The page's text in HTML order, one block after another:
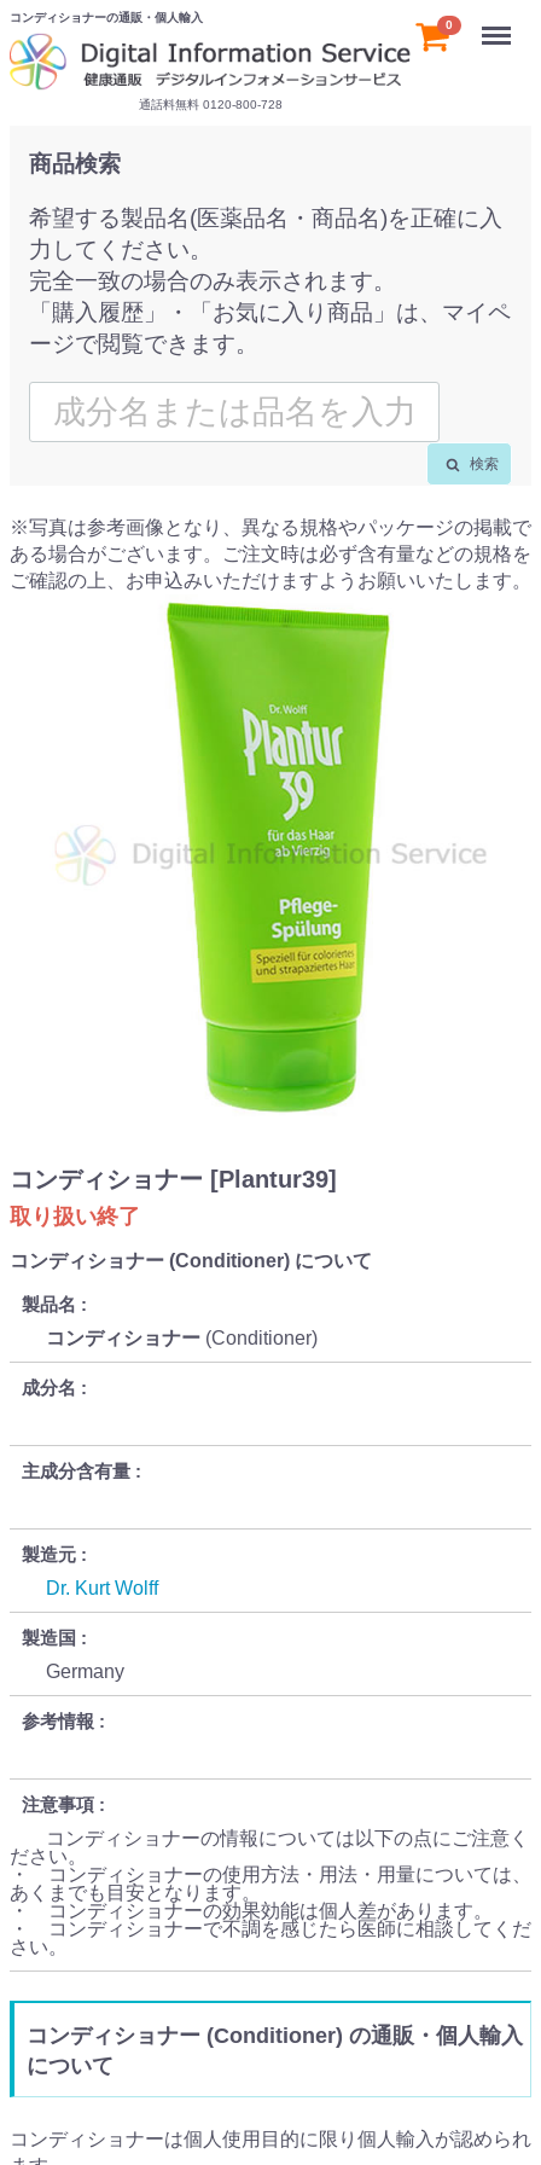
コンディショナーの通販・個人輸入
通話料無料 0120-800-728
0 Menu
商品検索
希望する製品名(医薬品名・商品名)を正確に入
力してください。
完全一致の場合のみ表示されます。
「購入履歴」・「お気に入り商品」は、マイペ
ージで閲覧できます。
検索
※写真は参考画像となり、異なる規格やパッケージの掲載で
ある場合がございます。ご注文時は必ず含有量などの規格を
ご確認の上、お申込みいただけますようお願いいたします。
コンディショナー [Plantur39]
取り扱い終了
コンディショナー (Conditioner) について
製品名
コンディショナー (Conditioner)
成分名
主成分含有量
製造元
Dr. Kurt Wolff
製造国
Germany
参考情報
注意事項
コンディショナーの情報については以下の点にご注意く
ださい。
・ コンディショナーの使用方法・用法・用量については、
あくまでも目安となります。
・ コンディショナーの効果効能は個人差があります。
・ コンディショナーで不調を感じたら医師に相談してくだ
さい。
コンディショナー (Conditioner) の通販・個人輸入
について
コンディショナーは個人使用目的に限り個人輸入が認められ